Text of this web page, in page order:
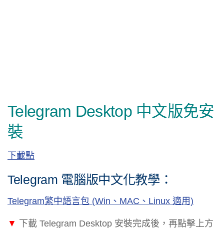
Telegram Desktop 中文版免安
裝
下載點
Telegram 電腦版中文化教學：
Telegram繁中語言包 (Win、MAC、Linux 適用)
▼ 下載 Telegram Desktop 安裝完成後，再點擊上方